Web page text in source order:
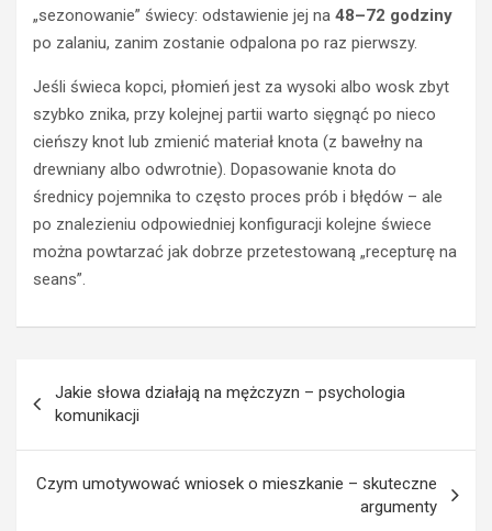
„sezonowanie” świecy: odstawienie jej na 48–72 godziny
po zalaniu, zanim zostanie odpalona po raz pierwszy.
Jeśli świeca kopci, płomień jest za wysoki albo wosk zbyt
szybko znika, przy kolejnej partii warto sięgnąć po nieco
cieńszy knot lub zmienić materiał knota (z bawełny na
drewniany albo odwrotnie). Dopasowanie knota do
średnicy pojemnika to często proces prób i błędów – ale
po znalezieniu odpowiedniej konfiguracji kolejne świece
można powtarzać jak dobrze przetestowaną „recepturę na
seans”.
wpisu
Jakie słowa działają na mężczyzn – psychologia
komunikacji
Czym umotywować wniosek o mieszkanie – skuteczne
argumenty
ż
ś
c
d
a
d
z
e
–
r
KINA
KINEMATOGRAFIA
k
u
p
ć
n
a
d
i
n
u